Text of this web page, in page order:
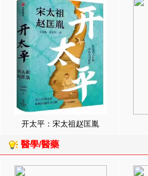
开太平：宋太祖赵匡胤
醫學/醫藥